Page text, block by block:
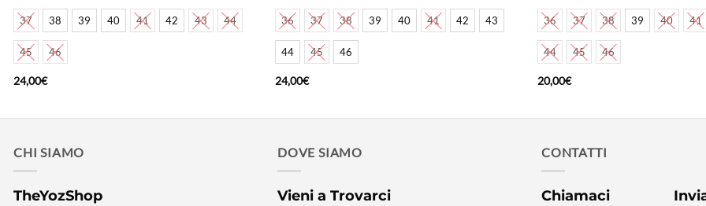
37 38 39 40 41 42 43 44
45 46
24,00€
36 37 38 39 40 41 42 43
44 45 46
24,00€
36 37 38 39 40 41
44 45 46
20,00€
CHI SIAMO
TheYozShop
DOVE SIAMO
Vieni a Trovarci
CONTATTI
Chiamaci